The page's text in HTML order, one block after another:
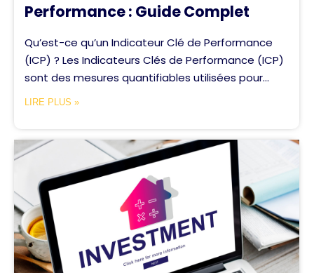
Performance : Guide Complet
Qu’est-ce qu’un Indicateur Clé de Performance
(ICP) ? Les Indicateurs Clés de Performance (ICP)
sont des mesures quantifiables utilisées pour...
LIRE PLUS »